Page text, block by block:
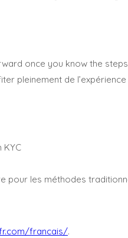
once you know the
pleinement de l’expérience
KYC
pour les méthodes
francais/.